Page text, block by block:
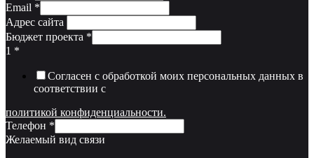
Email *
Адрес сайта
Бюджет проекта *
1 *
Согласен с обработкой моих персональных данных в
соответствии с
политикой конфиденциальности.
Телефон *
Желаемый вид связи